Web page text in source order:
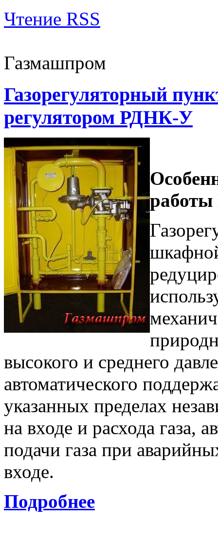
Чтение RSS
Газмашпром
Газорегуляторный
регулятором РДНК-У
высокого и среднего
автоматического
указанных пределах
на входе и расхода газа,
подачи газа при
входе.
Подробнее